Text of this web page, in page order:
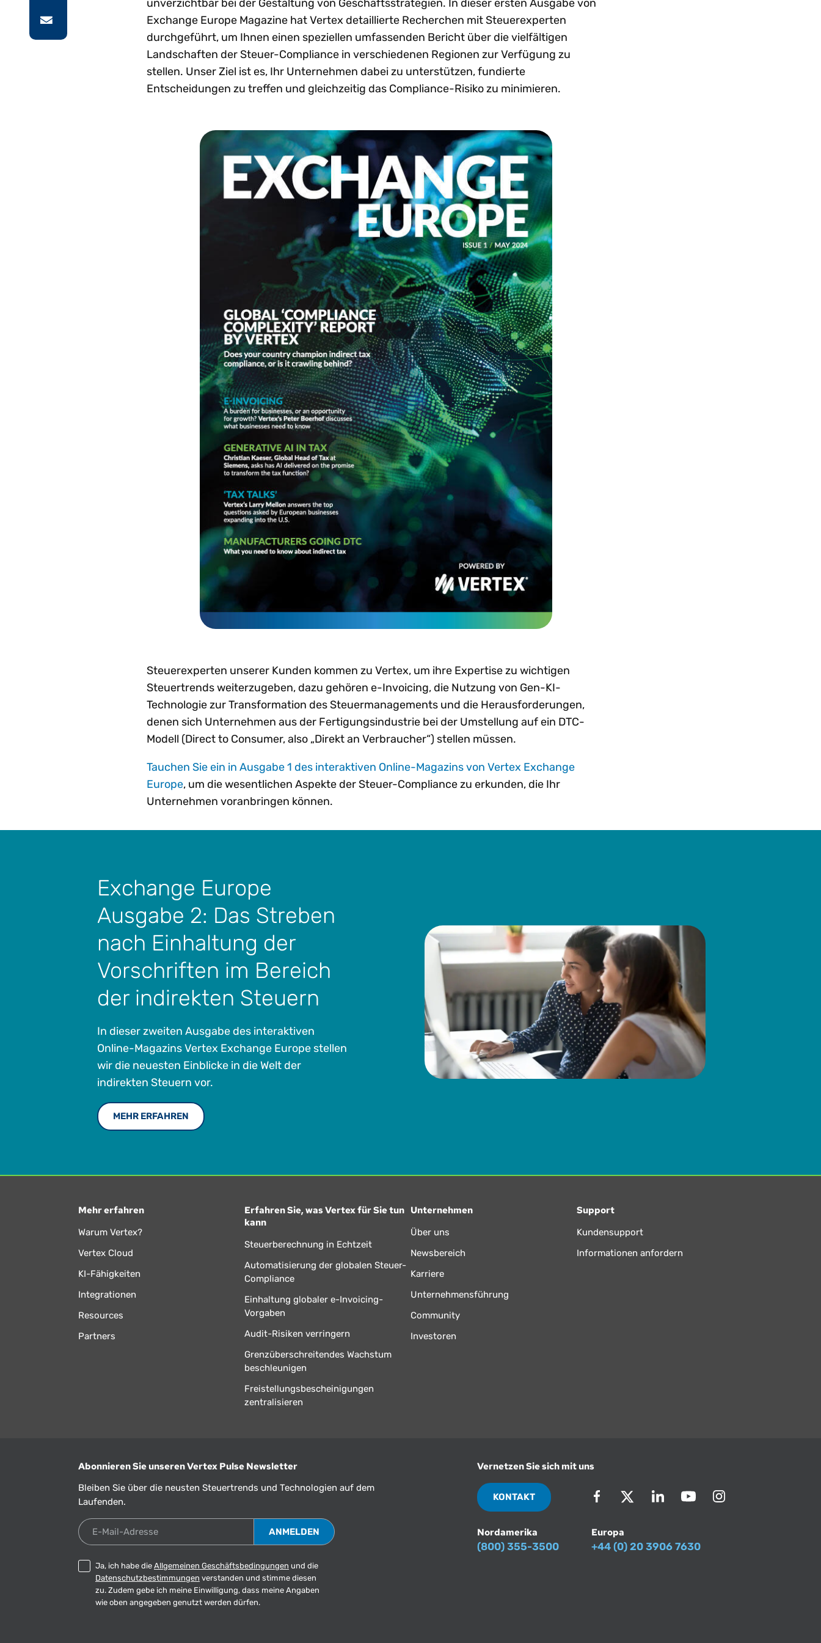
unverzichtbar bei der Gestaltung von Geschäftsstrategien. In dieser ersten Ausgabe von
Exchange Europe Magazine hat Vertex detaillierte Recherchen mit Steuerexperten
durchgeführt, um Ihnen einen speziellen umfassenden Bericht über die vielfältigen
Landschaften der Steuer-Compliance in verschiedenen Regionen zur Verfügung zu
stellen. Unser Ziel ist es, Ihr Unternehmen dabei zu unterstützen, fundierte
Entscheidungen zu treffen und gleichzeitig das Compliance-Risiko zu minimieren.
Steuerexperten unserer Kunden kommen zu Vertex, um ihre Expertise zu wichtigen
Steuertrends weiterzugeben, dazu gehören e-Invoicing, die Nutzung von Gen-KI-
Technologie zur Transformation des Steuermanagements und die Herausforderungen,
denen sich Unternehmen aus der Fertigungsindustrie bei der Umstellung auf ein DTC-
Modell (Direct to Consumer, also „Direkt an Verbraucher“) stellen müssen.
Tauchen Sie ein in Ausgabe 1 des interaktiven Online-Magazins von Vertex Exchange
Europe, um die wesentlichen Aspekte der Steuer-Compliance zu erkunden, die Ihr
Unternehmen voranbringen können.
Exchange Europe
Ausgabe 2: Das Streben
nach Einhaltung der
Vorschriften im Bereich
der indirekten Steuern
In dieser zweiten Ausgabe des interaktiven
Online-Magazins Vertex Exchange Europe stellen
wir die neuesten Einblicke in die Welt der
indirekten Steuern vor.
MEHR ERFAHREN
Mehr erfahren
Warum Vertex?
Vertex Cloud
KI-Fähigkeiten
Integrationen
Resources
Partners
Erfahren Sie, was Vertex für Sie tun
kann
Steuerberechnung in Echtzeit
Automatisierung der globalen Steuer-
Compliance
Einhaltung globaler e-Invoicing-
Vorgaben
Audit-Risiken verringern
Grenzüberschreitendes Wachstum
beschleunigen
Freistellungsbescheinigungen
zentralisieren
Unternehmen
Über uns
Newsbereich
Karriere
Unternehmensführung
Community
Investoren
Support
Kundensupport
Informationen anfordern
Abonnieren Sie unseren Vertex Pulse Newsletter
Bleiben Sie über die neusten Steuertrends und Technologien auf dem
Laufenden.
E-Mail-Adresse
Ja, ich habe die Allgemeinen Geschäftsbedingungen und die
Datenschutzbestimmungen verstanden und stimme diesen
zu. Zudem gebe ich meine Einwilligung, dass meine Angaben
wie oben angegeben genutzt werden dürfen.
Vernetzen Sie sich mit uns
KONTAKT
Nordamerika
(800) 355-3500
Europa
+44 (0) 20 3906 7630